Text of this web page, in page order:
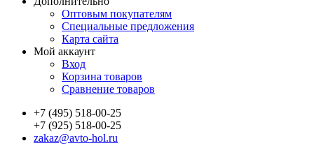
Оптовым покупателям
Специальные предложения
Карта сайта
Мой аккаунт
Вход
Корзина товаров
Сравнение товаров
+7 (495) 518-00-25
+7 (925) 518-00-25
zakaz@avto-hol.ru